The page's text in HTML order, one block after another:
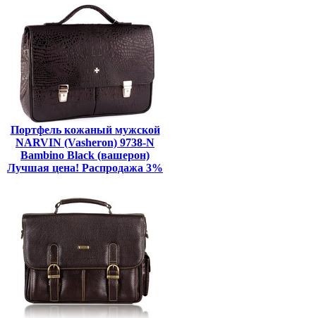
Портфель кожаный мужской
NARVIN (Vasheron) 9738-N
Bambino Black (вашерон)
Лучшая цена! Распродажа 3%